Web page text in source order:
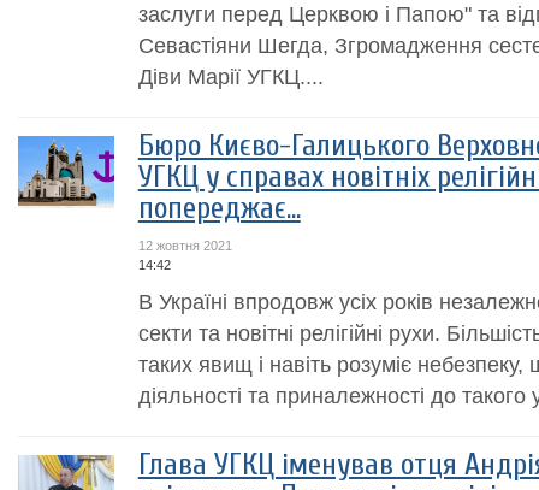
заслуги перед Церквою і Папою" та
Севастіяни Шегда, Згромадження
Діви Марії УГКЦ....
Бюро Києво-Галицького
УГКЦ у справах новітніх
попереджає…
12 жовтня 2021
14:42
В Україні впродовж усіх років
секти та новітні релігійні рухи.
таких явищ і навіть розуміє небезпеку,
діяльності та приналежності до такого
Глава УГКЦ іменував отця